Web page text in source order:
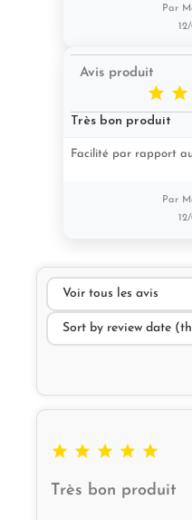
Par
Avis produit
 
Très bon produit
Facilité par rapport
Par
    
Très bon produit